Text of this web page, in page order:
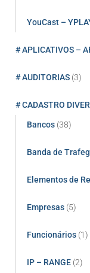
YouCast –
# APLICATIVOS –
# AUDITORIAS (3)
# CADASTRO
Bancos (38)
Banda de
Elementos de
Empresas (5)
Funcionários (1)
IP – RANGE (2)